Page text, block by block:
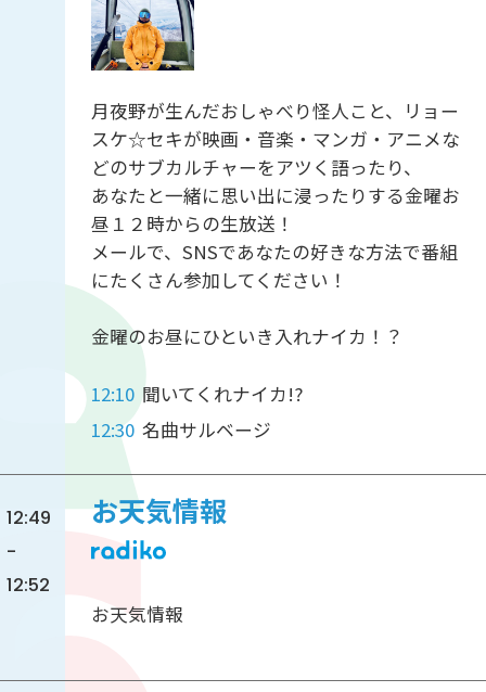
月夜野が生んだおしゃべり怪人こと、リョー
スケ☆セキが映画・音楽・マンガ・アニメな
どのサブカルチャーをアツく語ったり、
あなたと一緒に思い出に浸ったりする金曜お
昼１２時からの生放送！
メールで、SNSであなたの好きな方法で番組
にたくさん参加してください！
金曜のお昼にひといき入れナイカ！？
12:10 聞いてくれナイカ!?
12:30 名曲サルベージ
12:49
-
12:52
お天気情報
お天気情報